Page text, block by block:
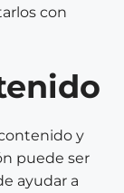
con
y
puede ser
ayudar a